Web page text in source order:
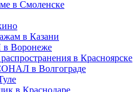
в Смоленске
в Казани
в Воронеже
в Красноярске
в Волгограде
в Краснодаре